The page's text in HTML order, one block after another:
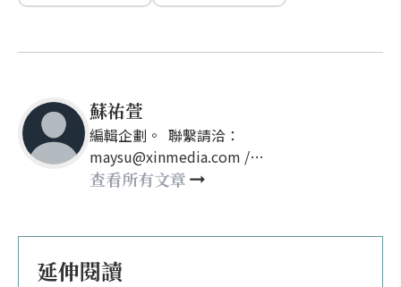
蘇祐萱
編輯企劃。 聯繫請洽：
maysu@xinmedia.com /
may860527@gmail.com
查看所有文章
延伸閱讀